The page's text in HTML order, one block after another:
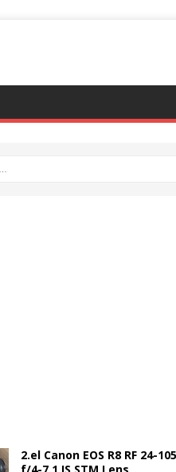
2.el Canon EOS R8 RF 24-
f/4-7.1 IS STM Lens